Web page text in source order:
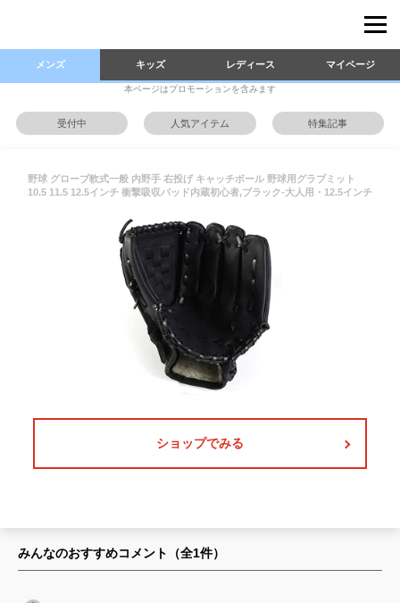
メンズ キッズ レディース マイページ
本ページはプロモーションを含みます
受付中 人気アイテム 特集記事
野球 グローブ軟式一般 内野手 右投げ キャッチボール 野球用グラブミット
10.5 11.5 12.5インチ 衝撃吸収パッド内蔵初心者,ブラック-大人用・12.5インチ
ショップでみる
みんなのおすすめコメント（全1件）